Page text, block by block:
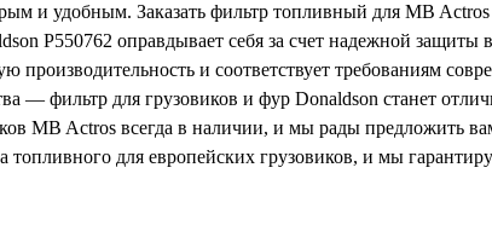
и удобным. Заказать фильтр топливный для MB
P550762 оправдывает себя за счет надежной
производительность и соответствует требованиям
— фильтр для грузовиков и фур Donaldson станет
MB Actros всегда в наличии, и мы рады предложить
топливного для европейских грузовиков, и мы